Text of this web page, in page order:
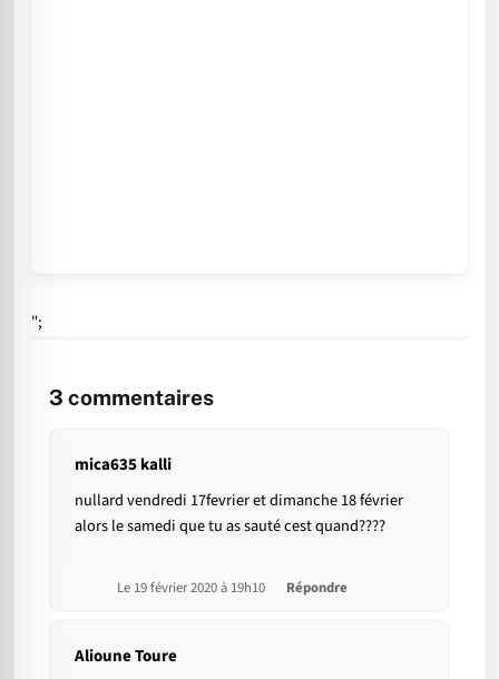
";
3 commentaires
mica635 kalli
nullard vendredi 17fevrier et dimanche 18 février
alors le samedi que tu as sauté cest quand????
Le 19 février 2020 à 19h10 Répondre
Alioune Toure